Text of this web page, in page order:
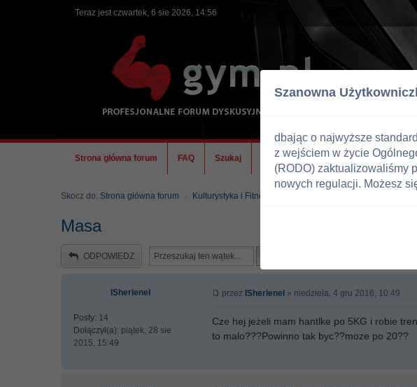
Teraz jest czwartek, 6 sie 2026, 14:56
Strona główna forum FAQ Szukaj Ekipa
Skocz do: Strona główna forum Kulturystyka i Fitness
Masa
ODPOWIEDZ
ISherleneI
Posty: 14
Dołączył(a): piątek, 28 sie
2015, 15:49
przez ISherleneI » niedziela, 4 gru 2016, 10:49
Cze hej jeżeli mam hantlke po 5KG i robie
to malo???Powinno tak byc??moze po 20??
Szanowna
dbając o najwyższe
z wejściem w życie
(RODO) zaktualizowaliśmy
nowych regulacji. Możesz